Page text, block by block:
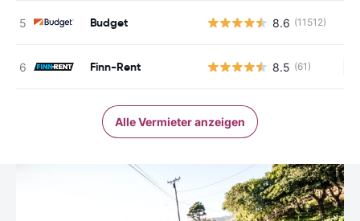
Budget 8.6 (11512)
Finn-Rent 8.5 (61)
Alle Vermieter anzeigen